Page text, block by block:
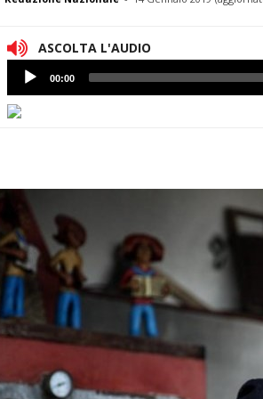
ASCOLTA L'AUDIO
Lettore
Audio
00:00